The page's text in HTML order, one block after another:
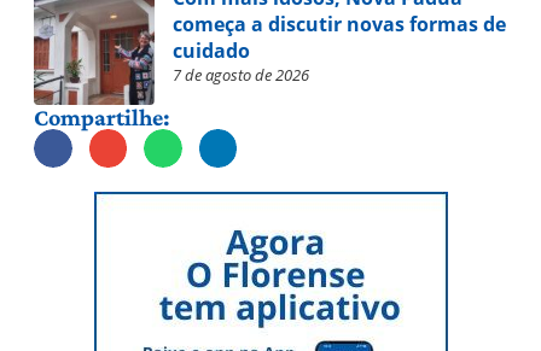
começa a discutir novas formas de
cuidado
7 de agosto de 2026
Compartilhe: